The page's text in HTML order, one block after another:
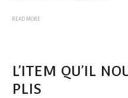
READ MORE
L’ITEM QU’IL
PLIS